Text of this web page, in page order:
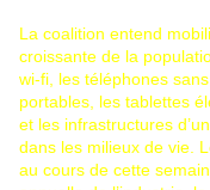
La coalition entend
croissante de la
wi-fi, les téléphones
portables, les tablettes
et les infrastructures
dans les milieux de vie.
au cours de cette